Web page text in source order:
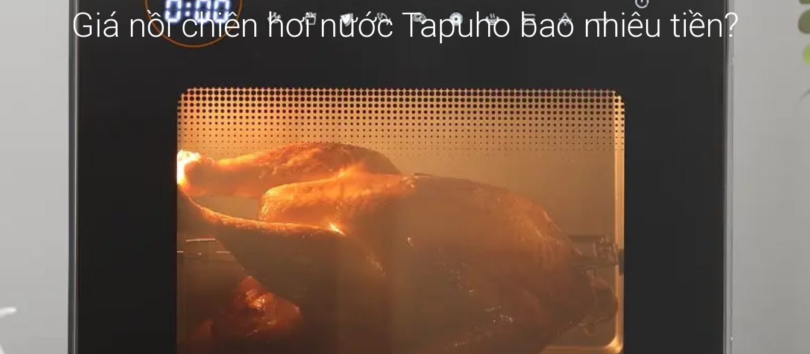
Giá nồi chiên hơi nước Tapuho bao nhiêu tiền?